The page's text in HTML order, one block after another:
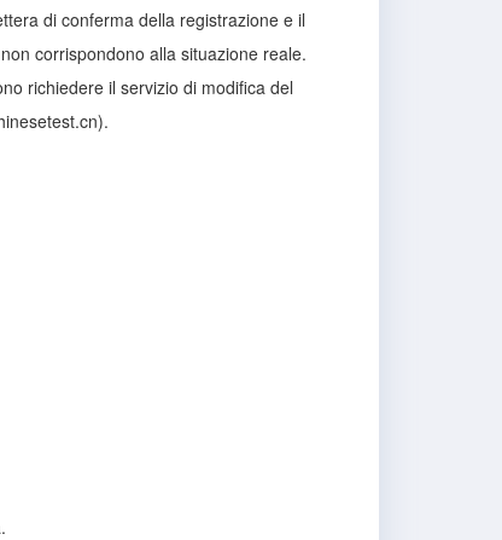
di conferma della registrazione e il
corrispondono alla situazione reale.
richiedere il servizio di modifica del